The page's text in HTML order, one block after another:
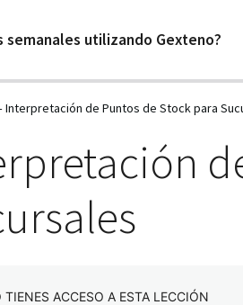
semanales utilizando Gexteno?
Interpretación de Puntos de Stock para
TIENES ACCESO A ESTA LECCIÓN